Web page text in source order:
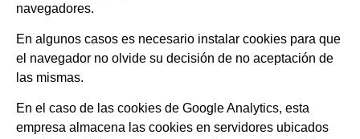
navegadores.
En algunos casos es necesario instalar cookies para que
el navegador no olvide su decisión de no aceptación de
las mismas.
En el caso de las cookies de Google Analytics, esta
empresa almacena las cookies en servidores ubicados